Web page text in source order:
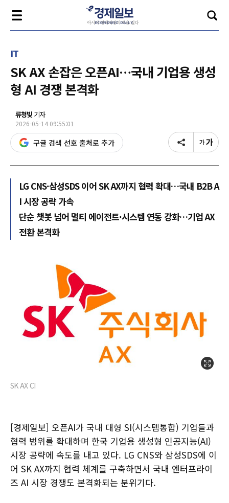
IT
SK AX 손잡은 오픈AI…국내 기업용 생성
형 AI 경쟁 본격화
류청빛 기자
2026-05-14 09:55:01
구글 검색 선호 출처로 추가
LG CNS·삼성SDS 이어 SK AX까지 협력 확대…국내 B2B A
I 시장 공략 가속
단순 챗봇 넘어 멀티 에이전트·시스템 연동 강화…기업 AX
전환 본격화
SK AX CI
[경제일보] 오픈AI가 국내 대형 SI(시스템통합) 기업들과
협력 범위를 확대하며 한국 기업용 생성형 인공지능(AI)
시장 공략에 속도를 내고 있다. LG CNS와 삼성SDS에 이
어 SK AX까지 협력 체계를 구축하면서 국내 엔터프라이
즈 AI 시장 경쟁도 본격화되는 분위기다.